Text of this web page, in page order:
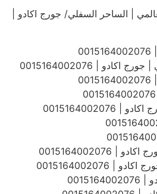
| الساحر السفلي/ جورج اكادو |
| 0015164002076